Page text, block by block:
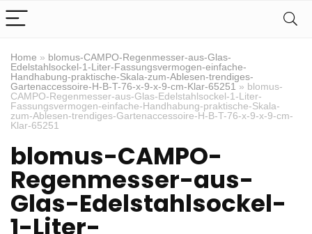
Home » blomus-CAMPO-Regenmesser-aus-Glas-
Edelstahlsockel-1-Liter-Fassungsvermogen-einfache-
Handhabung-praktische-Skala-zum-Ablesen-trendiges-
Gartenaccessoire-H-B-T-76-x-9-x-9-cm-Klar-65251 » blomus-
CAMPO-Regenmesser-aus-Glas-Edelstahlsockel-1-Liter-
Fassungsvermogen-einfache-Handhabung-praktische-Skala-
zum-Ablesen-trendiges-Gartenaccessoire-H-B-T-76-x-9-x-9-cm-
Klar-65251
blomus-CAMPO-
Regenmesser-aus-
Glas-Edelstahlsockel-
1-Liter-